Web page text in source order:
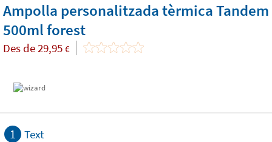
Ampolla personalitzada tèrmica Tandem
500ml forest
Des de29,95 €
1 Text